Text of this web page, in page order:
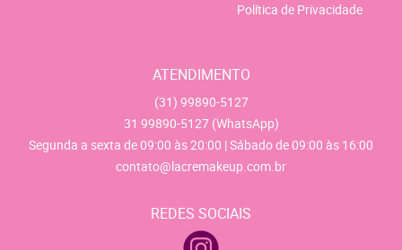
Política de Privacidade
ATENDIMENTO
(31) 99890-5127
31 99890-5127 (WhatsApp)
Segunda a sexta de 09:00 às 20:00 | Sábado de 09:00 às 16:00
contato@lacremakeup.com.br
REDES SOCIAIS